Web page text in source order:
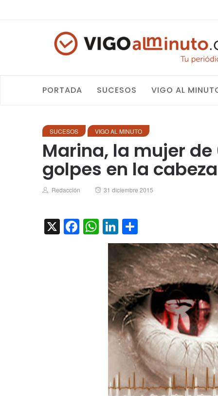
PORTADA SUCESOS VIGO AL
SUCESOS VIGO AL MINUTO
Marina, la mujer
golpes en la cabeza
Author
Redacción
Posted
31 diciembre 2015
X Facebook
WhatsApp
LinkedIn